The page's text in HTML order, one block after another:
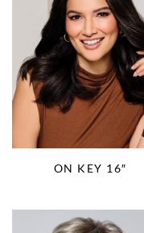
ON KEY 16″